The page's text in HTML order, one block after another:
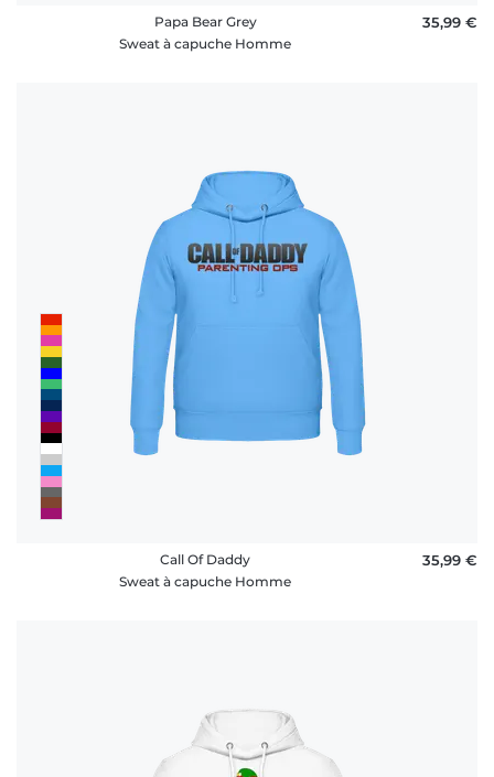
Papa Bear Grey
Sweat à capuche Homme
35,99 €
Call Of Daddy
Sweat à capuche Homme
35,99 €